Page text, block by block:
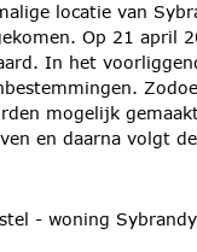
locatie van
Op 21 april
In het
mogelijk
en daarna volgt
- woning